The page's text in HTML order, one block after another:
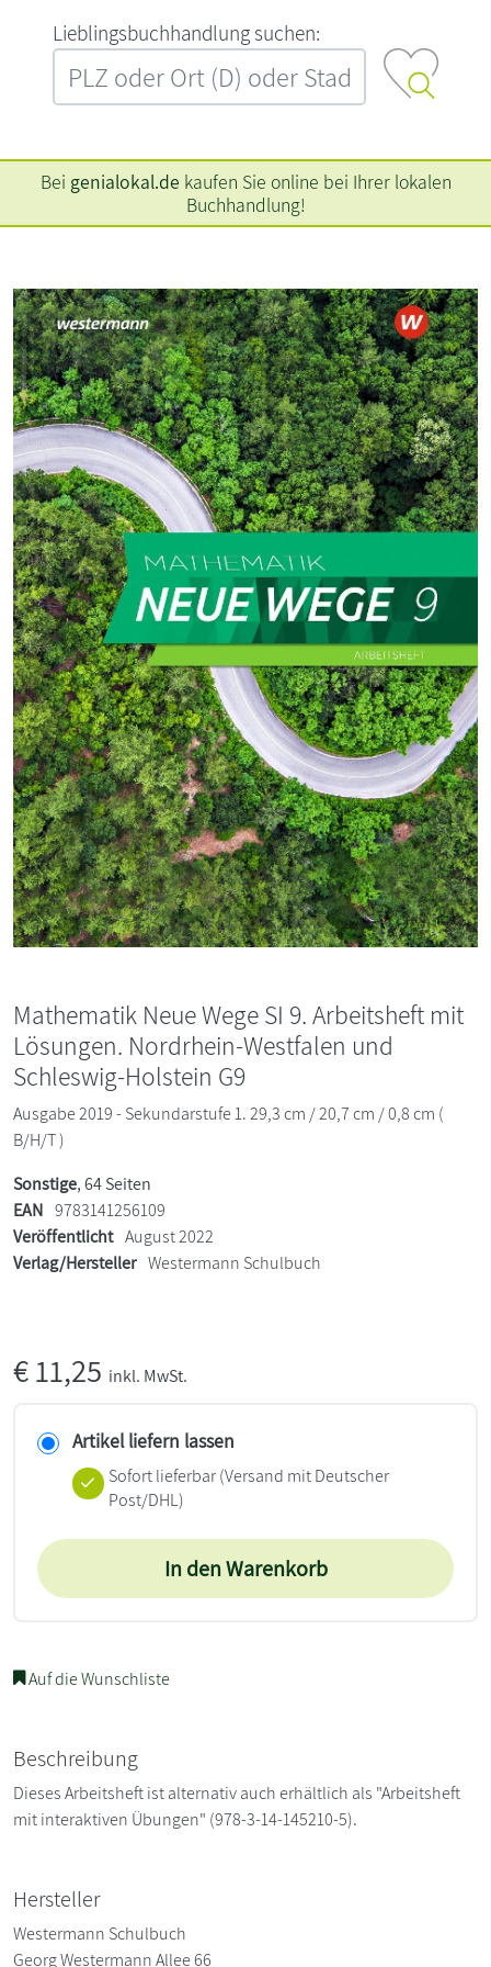
L‍i‍e‍b‍l‍i‍n‍g‍s‍b‍u‍c‍h‍h‍a‍n‍d‍l‍u‍n‍g‍ ‍s‍u‍c‍h‍e‍n‍:‍
Bei genialokal.de kaufen Sie online bei Ihrer lokalen
Buchhandlung!
Mathematik Neue Wege SI 9. Arbeitsheft mit
Lösungen. Nordrhein-Westfalen und
Schleswig-Holstein G9
Ausgabe 2019 - Sekundarstufe 1. 29,3 cm / 20,7 cm / 0,8 cm (
B/H/T )
Sonstige, 64 Seiten
EAN 9783141256109
Veröffentlicht August 2022
Verlag/Hersteller Westermann Schulbuch
€11,25 inkl. MwSt.
Artikel liefern lassen
Sofort lieferbar(Versand mit Deutscher
Post/DHL)
In den Warenkorb
Auf die Wunschliste
Beschreibung
Dieses Arbeitsheft ist alternativ auch erhältlich als "Arbeitsheft
mit interaktiven Übungen" (978-3-14-145210-5).
Hersteller
Westermann Schulbuch
Georg Westermann Allee 66